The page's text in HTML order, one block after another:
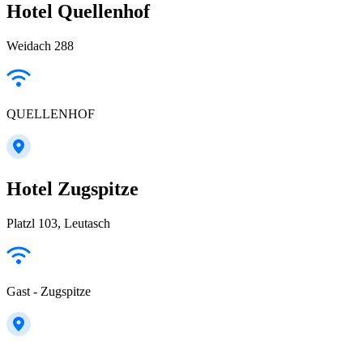
Hotel Quellenhof
Weidach 288
QUELLENHOF
Hotel Zugspitze
Platzl 103, Leutasch
Gast - Zugspitze